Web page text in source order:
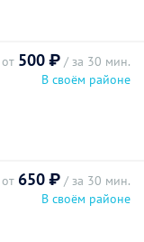
от 500 ₽ / за 30 мин.
В своём районе
от 650 ₽ / за 30 мин.
В своём районе